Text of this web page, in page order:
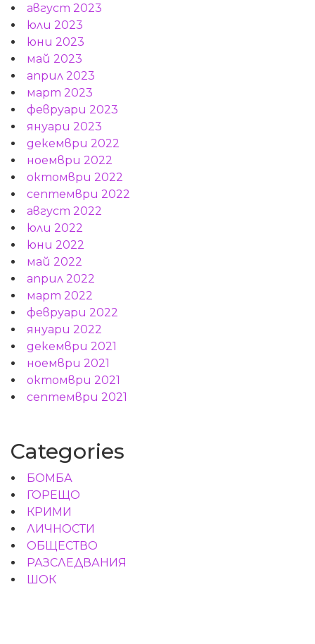
август 2023
юли 2023
юни 2023
май 2023
април 2023
март 2023
февруари 2023
януари 2023
декември 2022
ноември 2022
октомври 2022
септември 2022
август 2022
юли 2022
юни 2022
май 2022
април 2022
март 2022
февруари 2022
януари 2022
декември 2021
ноември 2021
октомври 2021
септември 2021
Categories
БОМБА
ГОРЕЩО
КРИМИ
ЛИЧНОСТИ
ОБЩЕСТВО
РАЗСЛЕДВАНИЯ
ШОК